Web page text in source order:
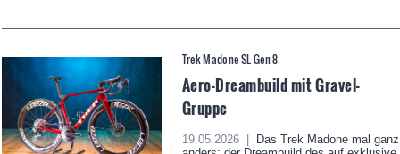
Trek Madone SL Gen 8
Aero-Dreambuild mit Gravel-
Gruppe
19.05.2026 |
Das Trek Madone mal ganz